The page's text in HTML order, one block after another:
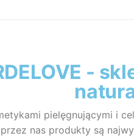
-
pielęgnującymi i
nas produkty są